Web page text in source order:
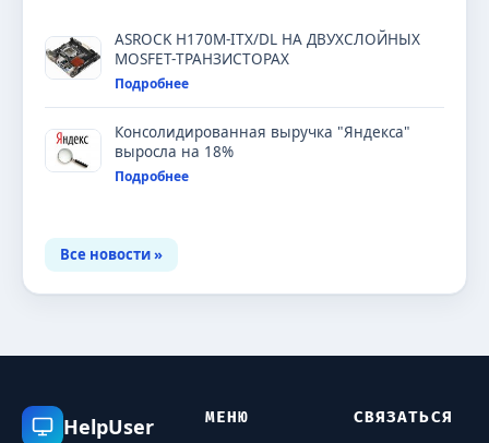
ASROCK H170M-ITX/DL НА ДВУХСЛОЙНЫХ
MOSFET-ТРАНЗИСТОРАХ
Подробнее
Консолидированная выручка "Яндекса"
выросла на 18%
Подробнее
Все новости »
HelpUser МЕНЮ СВЯЗАТЬСЯ